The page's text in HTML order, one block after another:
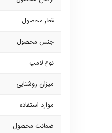
قطر محصول
جنس محصول
نوع لامپ
میزان روشنایی
موارد استفاده
ضمانت محصول